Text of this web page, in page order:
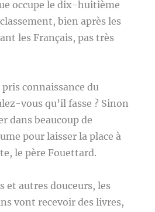
occupe le dix-huitième
bien après les
les Français, pas très
connaissance du
vous qu’il fasse ? Sinon
dans beaucoup de
pour laisser la place à
le père Fouettard.
et autres douceurs, les
vont recevoir des livres,